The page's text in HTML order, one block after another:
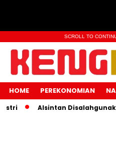
SCROLL TO
HOME PEREKONOMIAN
Alsintan Disalahgunakan?